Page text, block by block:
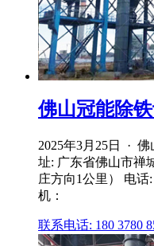
佛山冠能除
2025年3月25日 ·
址: 广东省佛山市禅
庄方向1公里） 电
机：
联系电话: 180 3780